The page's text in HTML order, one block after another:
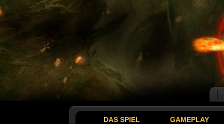
DAS SPIEL GAMEPLAY